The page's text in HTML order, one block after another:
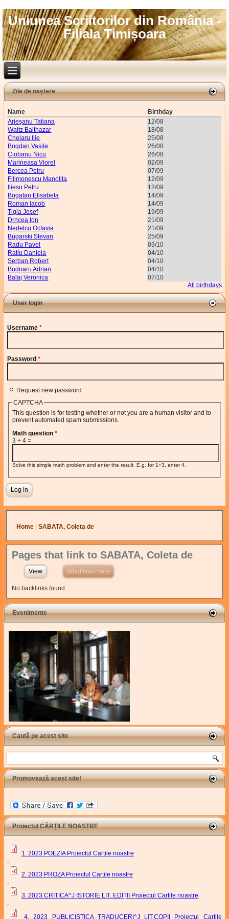
Uniunea Scriitorilor din România -
Filiala Timișoara
Zile de naștere
Name
Birthday
Arieşanu Tatiana
12/08
Waitz Balthazar
18/08
Chelaru Ilie
25/08
Bogdan Vasile
26/08
Ciobanu Nicu
26/08
Marineasa Viorel
02/09
Bercea Petru
07/09
Filimonescu Manolita
12/09
Iliesu Petru
12/09
Bogatan Elisabeta
14/09
Roman Iacob
14/09
Tigla Josef
19/09
Drncea Ion
21/09
Nedelcu Octavia
21/09
Bugarski Stevan
25/09
Radu Pavel
03/10
Ratiu Daniela
04/10
Serban Robert
04/10
Bodnaru Adrian
04/10
Balaj Veronica
07/10
All birthdays
User login
Username*
Password*
Request new password
CAPTCHA
This question is for testing whether or not you are a human visitor and to
prevent automated spam submissions.
Math question*
3 + 4 =
Solve this simple math problem and enter the result. E.g. for 1+3, enter 4.
You are here
Home| SABATA, Coleta de
Pages that link to SABATA, Coleta de
View What links here
No backlinks found.
Evenimente
Caută pe acest site
Search
Promovează acest site!
Proiectul CĂRȚILE NOASTRE
1. 2023 POEZIA Proiectul Cartile noastre
2. 2023 PROZA Proiectul Cartile noastre
,
3. 2023 CRITICA^J ISTORIE LIT. EDIȚII Proiectul Cartile noastre
,
4. 2023 PUBLICISTICA TRADUCERI^J LIT.COPII Proiectul Cartile